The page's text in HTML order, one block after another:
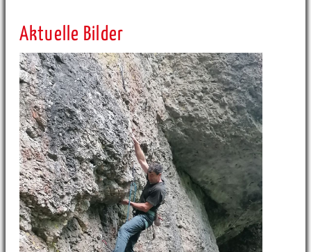
Aktuelle Bilder